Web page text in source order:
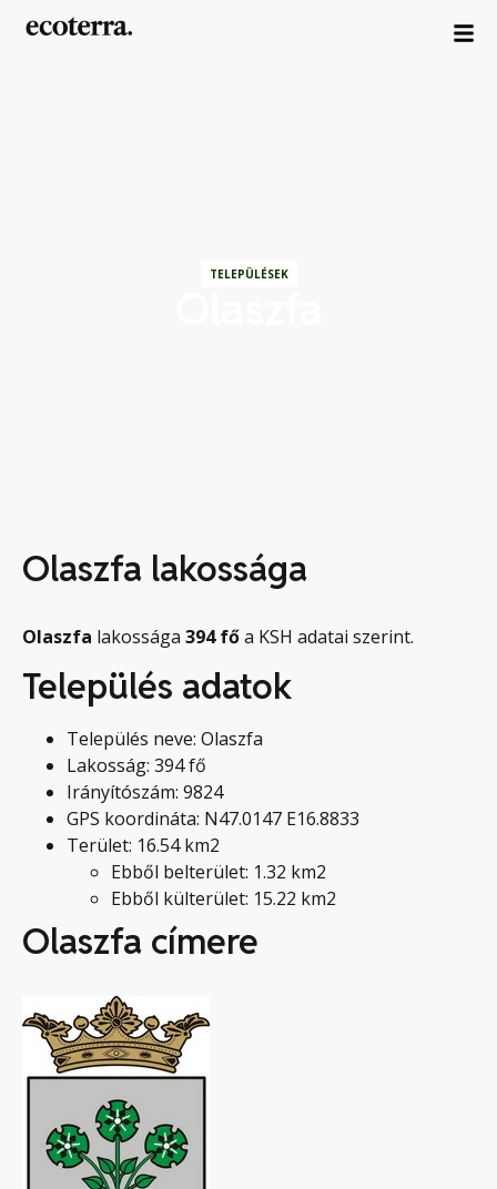
TELEPÜLÉSEK
Olaszfa lakossága
Olaszfa lakossága 394 főa KSH adatai szerint.
Település adatok
Település neve: Olaszfa
Lakosság: 394 fő
Irányítószám: 9824
GPS koordináta: N47.0147 E16.8833
Terület: 16.54 km2
Ebből belterület: 1.32 km2
Ebből külterület: 15.22 km2
Olaszfa címere